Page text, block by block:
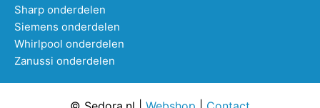
Sharp onderdelen
Siemens onderdelen
Whirlpool onderdelen
Zanussi onderdelen